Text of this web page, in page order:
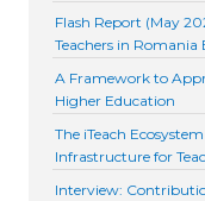
Flash Report (May
Teachers in
A Framework to
Higher Education
The iTeach
Infrastructure for
Interview: